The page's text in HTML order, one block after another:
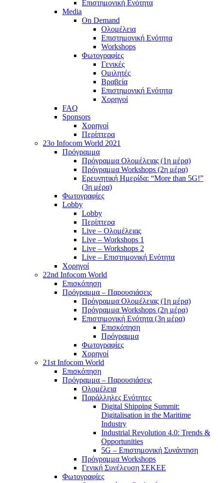
Επιστημονική Ενότητα
Media
On Demand
Ολομέλεια
Επιστημονική Ενότητα
Workshops
Φωτογραφίες
Γενικές
Ομιλητές
Βραβεία
Επιστημονική Ενότητα
Χορηγοί
FAQ
Sponsors
Χορηγοί
Περίπτερα
23o Infocom World 2021
Πρόγραμμα
Πρόγραμμα Ολομέλειας (1η μέρα)
Πρόγραμμα Workshops (2η μέρα)
Ερευνητική Ημερίδα: “More than 5G!”
(3η μέρα)
Φωτογραφίες
Lobby
Lobby
Περίπτερα
Live – Ολομέλειας
Live – Workshops 1
Live – Workshops 2
Live – Επιστημονική Ενότητα
Χορηγοί
22nd Infocom World
Επισκόπηση
Πρόγραμμα – Παρουσιάσεις
Πρόγραμμα Ολομέλειας (1η μέρα)
Πρόγραμμα Workshops (2η μέρα)
Επιστημονική Ενότητα (3η μέρα)
Επισκόπηση
Πρόγραμμα
Φωτογραφίες
Χορηγοί
21st Infocom World
Επισκόπηση
Πρόγραμμα – Παρουσιάσεις
Ολομέλεια
Παράλληλες Ενότητες
Digital Shipping Summit:
Digitalisation in the Maritime
Industry
Industrial Revolution 4.0: Trends &
Opportunities
5G – Επιστημονική Συνάντηση
Πρόγραμμα Workshops
Γενική Συνέλευση ΣΕΚΕΕ
Φωτογραφίες